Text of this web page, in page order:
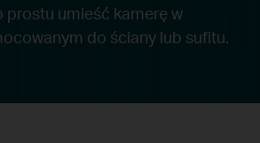
prostu umieść kamerę w
do ściany lub sufitu.